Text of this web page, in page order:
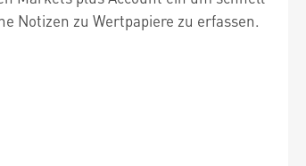
Notizen zu Wertpapiere zu erfassen.